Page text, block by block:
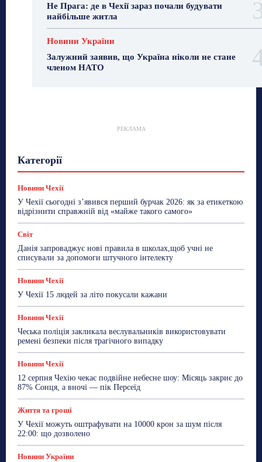
Не Прага: де в Чехії зараз почали будувати
найбільше житла
Новини України
Залужний заявив, що Україна ніколи не стане
членом НАТО
РЕКЛАМА
Категорії
Лайфстайл
Мандри Мова
Новини України
Новини Чехії
Сад та город
ТехноМанія
Топ-новини Фоторепортаж
Новини Чехії
У Чехії сьогодні з’явився перший бурчак 2026: як за етикеткою
відрізнити справжній від «майже такого самого»
Світ
Данія запроваджує нові правила в школах,щоб учні не
списували за допомоги штучного інтелекту
Новини Чехії
У Чехії 15 людей за літо покусали кажани
Новини Чехії
Чеська поліція закликала веслувальників використовувати
ремені безпеки після трагічного випадку
Новини Чехії
12 серпня Чехію чекає подвійне небесне шоу: Місяць закриє до
87% Сонця, а вночі — пік Персеїд
Життя та гроші
У Чехії можуть оштрафувати на 10000 крон за шум після
22:00: що дозволено
Новини України